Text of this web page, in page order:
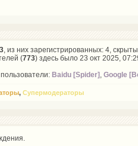
, из них зарегистрированных: 4,
(773) здесь было 23 окт 2025,
Baidu [Spider] , Google
, Супермодераторы